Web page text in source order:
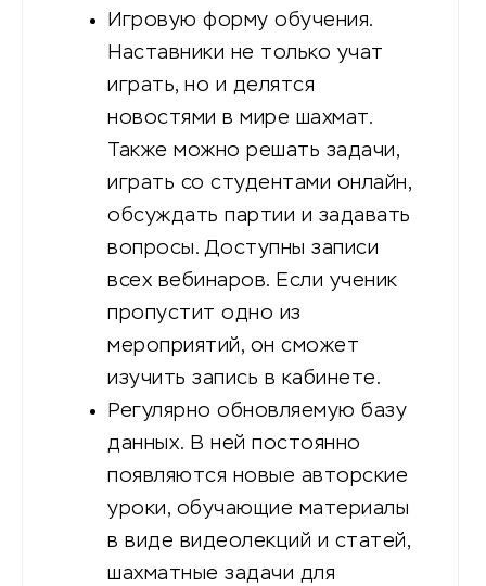
Игровую форму обучения.
Наставники не только учат
играть, но и делятся
новостями в мире шахмат.
Также можно решать задачи,
играть со студентами онлайн,
обсуждать партии и задавать
вопросы. Доступны записи
всех вебинаров. Если ученик
пропустит одно из
мероприятий, он сможет
изучить запись в кабинете.
Регулярно обновляемую базу
данных. В ней постоянно
появляются новые авторские
уроки, обучающие материалы
в виде видеолекций и статей,
шахматные задачи для